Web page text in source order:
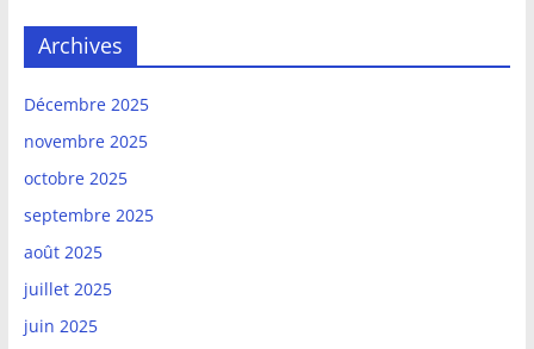
Archives
Décembre 2025
novembre 2025
octobre 2025
septembre 2025
août 2025
juillet 2025
juin 2025